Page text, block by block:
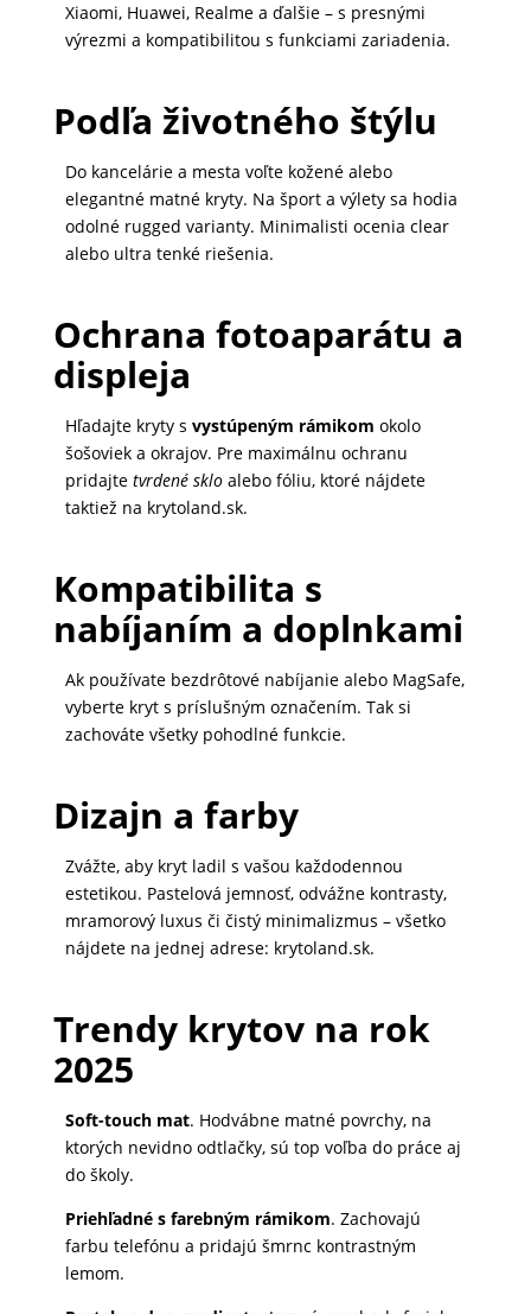
Xiaomi, Huawei, Realme a ďalšie – s presnými
výrezmi a kompatibilitou s funkciami zariadenia.
Podľa životného štýlu
Do kancelárie a mesta voľte kožené alebo
elegantné matné kryty. Na šport a výlety sa hodia
odolné rugged varianty. Minimalisti ocenia clear
alebo ultra tenké riešenia.
Ochrana fotoaparátu a
displeja
Hľadajte kryty s vystúpeným rámikom okolo
šošoviek a okrajov. Pre maximálnu ochranu
pridajte tvrdené skloalebo fóliu, ktoré nájdete
taktiež na krytoland.sk.
Kompatibilita s
nabíjaním a doplnkami
Ak používate bezdrôtové nabíjanie alebo MagSafe,
vyberte kryt s príslušným označením. Tak si
zachováte všetky pohodlné funkcie.
Dizajn a farby
Zvážte, aby kryt ladil s vašou každodennou
estetikou. Pastelová jemnosť, odvážne kontrasty,
mramorový luxus či čistý minimalizmus – všetko
nájdete na jednej adrese: krytoland.sk.
Trendy krytov na rok
2025
Soft-touch mat. Hodvábne matné povrchy, na
ktorých nevidno odtlačky, sú top voľba do práce aj
do školy.
Priehľadné s farebným rámikom. Zachovajú
farbu telefónu a pridajú šmrnc kontrastným
lemom.